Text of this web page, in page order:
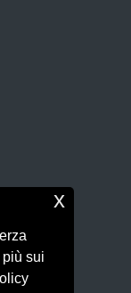
2025)
sui
x